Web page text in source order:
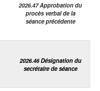
2026.47 Approbation du
procès verbal de la
séance précédente
2026.46 Désignation du
secrétaire de séance